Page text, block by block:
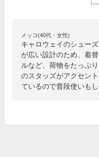
メッコ(40代・女性)
キャロウェイのシュー
が広い設計のため、着
ルなど、荷物をたっぷ
のスタッズがアクセン
ているので普段使いも